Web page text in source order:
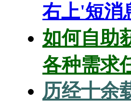
右上'短消
如何自助
各种需求
历经十余